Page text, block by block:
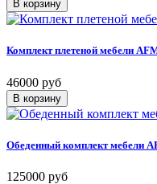
Комплект плетеной мебели
46000 руб
Обеденный комплект мебели
125000 руб